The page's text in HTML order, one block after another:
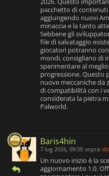
pacchetto di
aggiungendo nuovi
minaccia e la tanto
Sebbene gli
file di salvataggio
giocatori potranno
mondi, consigliano di
sperimentare al
progressione. Questo
nuove meccaniche da
di compatibilità con i
considerata la pietra
Palworld.
Baris4hin
7 lug 2026, 09:59 sopra
Un nuovo inizio è la
aggiornamento 1.0.